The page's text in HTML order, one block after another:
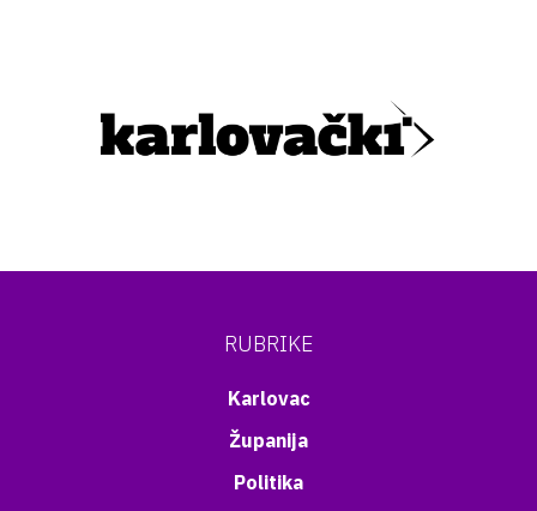
RUBRIKE
Karlovac
Županija
Politika